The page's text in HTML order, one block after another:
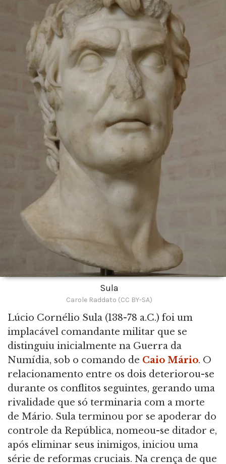
Sula
Carole Raddato (CC BY-SA)
Lúcio Cornélio Sula (138-78 a.C.) foi um
implacável comandante militar que se
distinguiu inicialmente na Guerra da
Numídia, sob o comando de Caio Mário. O
relacionamento entre os dois deteriorou-se
durante os conflitos seguintes, gerando uma
rivalidade que só terminaria com a morte
de Mário. Sula terminou por se apoderar do
controle da República, nomeou-se ditador e,
após eliminar seus inimigos, iniciou uma
série de reformas cruciais. Na crença de que